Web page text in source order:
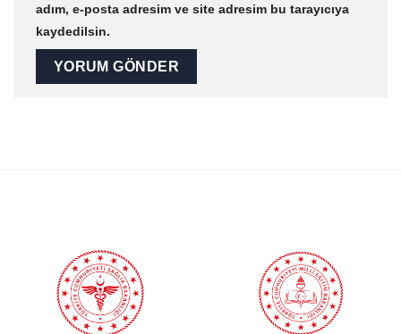
adım, e-posta adresim ve site adresim bu tarayıcıya
kaydedilsin.